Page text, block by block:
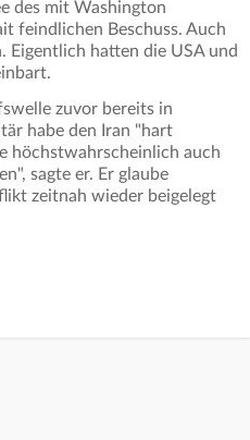
des mit Washington
feindlichen Beschuss. Auch
Eigentlich hatten die USA und
zuvor bereits in
habe den Iran "hart
höchstwahrscheinlich auch
sagte er. Er glaube
zeitnah wieder beigelegt